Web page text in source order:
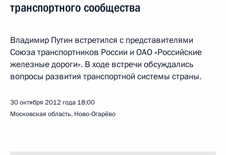
транспортного сообщества
Владимир Путин встретился с представителями
Союза транспортников России и ОАО «Российские
железные дороги». В ходе встречи обсуждались
вопросы развития транспортной системы страны.
30 октября 2012 года 18:00
Московская область, Ново-Огарёво